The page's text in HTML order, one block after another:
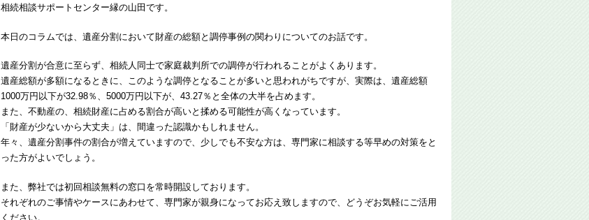
相続相談サポートセンター縁の山田です。
本日のコラムでは、遺産分割において財産の総額と調停事例の関わりについてのお話です。
遺産分割が合意に至らず、相続人同士で家庭裁判所での調停が行われることがよくあります。
遺産総額が多額になるときに、このような調停となることが多いと思われがちですが、実際は、遺産総額
1000万円以下が32.98％、5000万円以下が、43.27％と全体の大半を占めます。
また、不動産の、相続財産に占める割合が高いと揉める可能性が高くなっています。
「財産が少ないから大丈夫」は、間違った認識かもしれません。
年々、遺産分割事件の割合が増えていますので、少しでも不安な方は、専門家に相談する等早めの対策をと
った方がよいでしょう。
また、弊社では初回相談無料の窓口を常時開設しております。
それぞれのご事情やケースにあわせて、専門家が親身になってお応え致しますので、どうぞお気軽にご活用
ください。